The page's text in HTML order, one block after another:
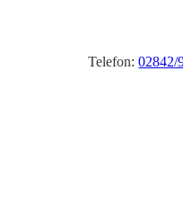
Telefon:02842/